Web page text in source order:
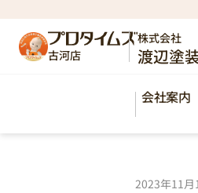
古河店
株式会社
渡辺塗
会社案内
HOME>ブロ
ブ
2023年11月